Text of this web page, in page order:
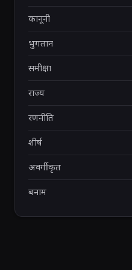
कानूनी
भुगतान
समीक्षा
राज्य
रणनीति
शीर्ष
अवर्गीकृत
बनाम